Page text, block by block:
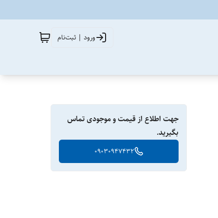
ورود | ثبت‌نام
جهت اطلاع از قیمت و موجودی تماس
بگیرید.
09030947432